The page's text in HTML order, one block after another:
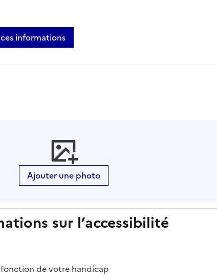
informations
Ajouter une photo
sur l’accessibilité
de votre handicap